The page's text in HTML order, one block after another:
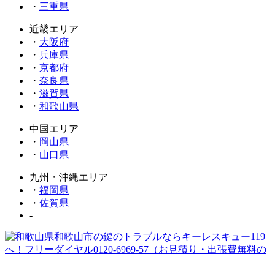
・ 三重県
近畿エリア
・ 大阪府
・ 兵庫県
・ 京都府
・ 奈良県
・ 滋賀県
・ 和歌山県
中国エリア
・ 岡山県
・ 山口県
九州・沖縄エリア
・ 福岡県
・ 佐賀県
-